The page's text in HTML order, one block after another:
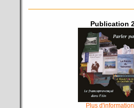
Publication
Plus